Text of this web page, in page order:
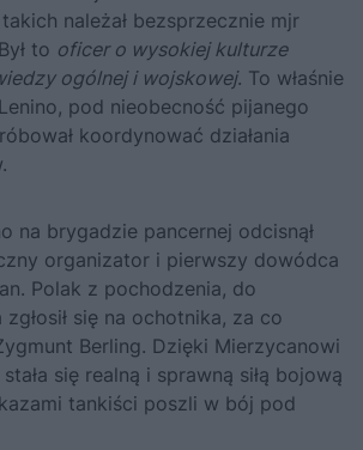
należał bezsprzecznie mjr
to oficer o wysokiej kulturze
ogólnej i wojskowej. To właśnie
pod nieobecność pijanego
koordynować działania
na brygadzie pancernej odcisnął
organizator i pierwszy dowódca
Polak z pochodzenia, do
się na ochotnika, za co
Berling. Dzięki Mierzycanowi
się realną i sprawną siłą bojową
tankiści poszli w bój pod